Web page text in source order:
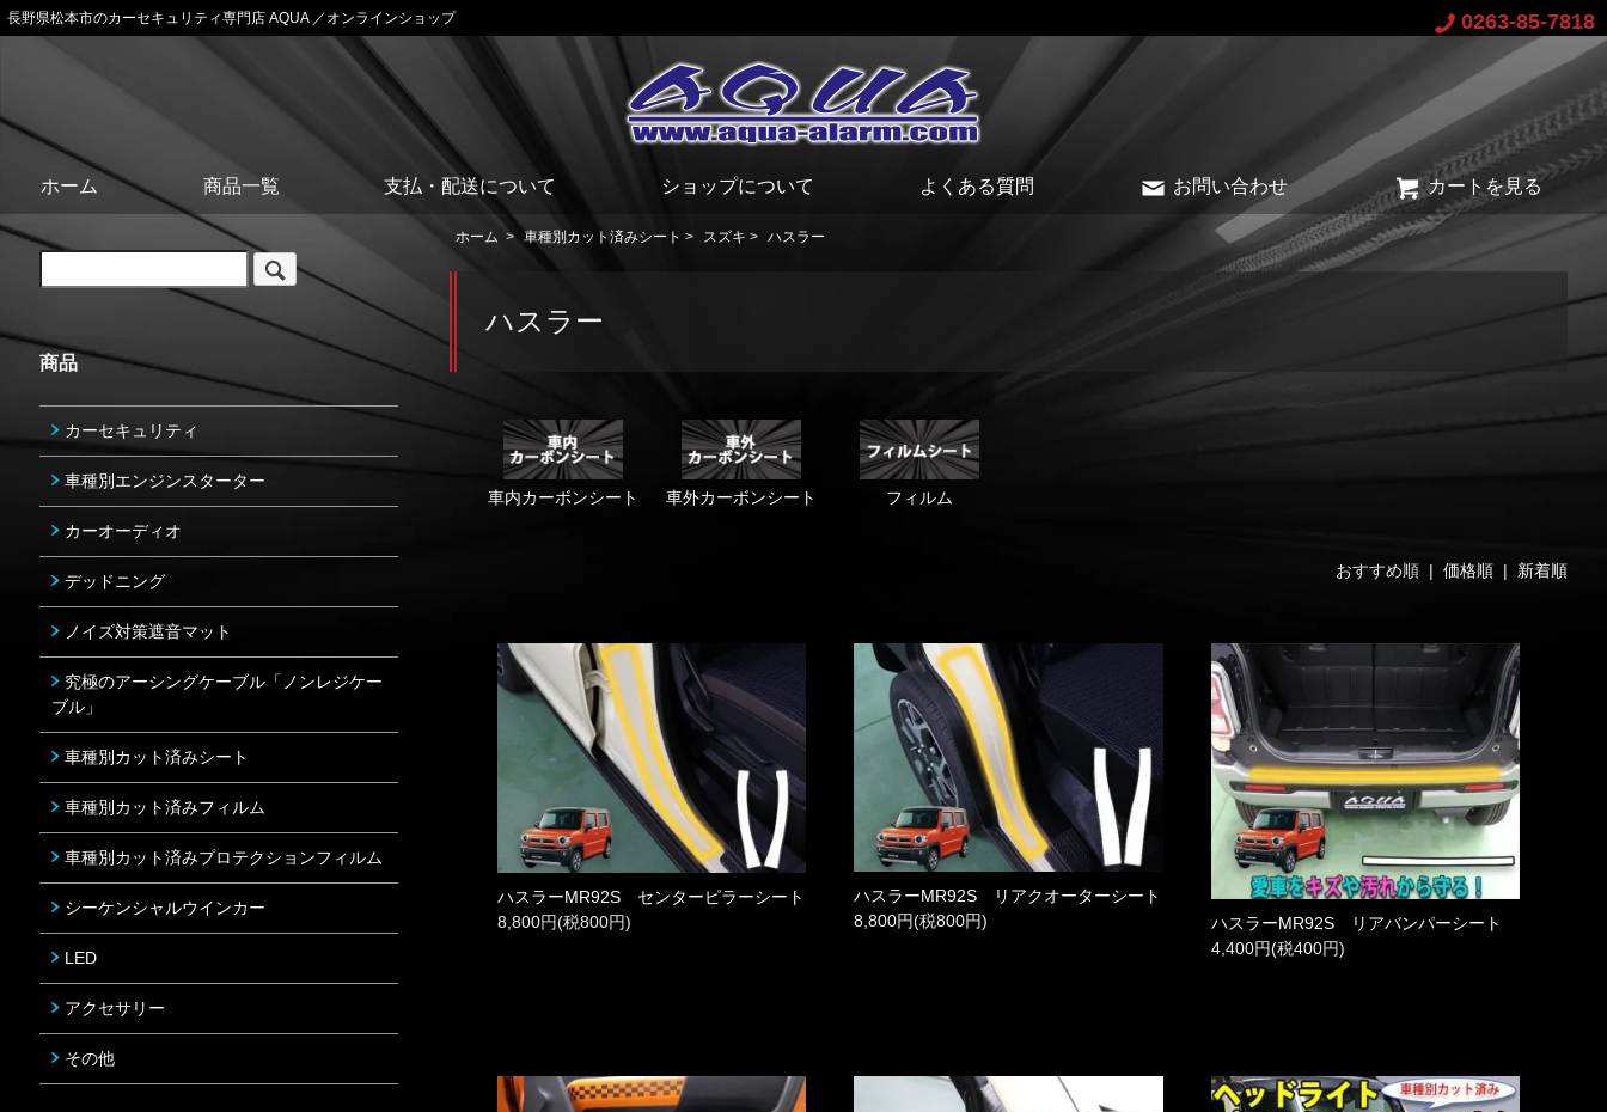
長野県松本市のカーセキュリティ専門店 AQUA ／オンラインショップ 0263-85-7818
ホーム 商品一覧 支払・配送について ショップについて よくある質問 お問い合わせ カートを見る
ホーム > 車種別カット済みシート > スズキ > ハスラー
ハスラー
車内カーボンシート 車外カーボンシート フィルム
おすすめ順 | 価格順| 新着順
ハスラーMR92S センターピラーシート
8,800円(税800円)
ハスラーMR92S リアクオーターシート
8,800円(税800円)
ハスラーMR92S リアバンパーシート
4,400円(税400円)
商品
カーセキュリティ
車種別エンジンスターター
カーオーディオ
デッドニング
ノイズ対策遮音マット
究極のアーシングケーブル「ノンレジケー
ブル」
車種別カット済みシート
車種別カット済みフィルム
車種別カット済みプロテクションフィルム
シーケンシャルウインカー
LED
アクセサリー
その他